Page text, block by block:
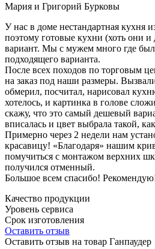
Мария и Григорий Бурковы
У нас в доме нестандартная кухня
поэтому готовые кухни (хоть они
вариант. Мы с мужем много где
подходящего варианта.
После всех походов по торговым
на заказ под наши размеры.
обмерил, посчитал, нарисовал
хотелось, и картинка в голове
скажу, что это самый дешевый
вписалась и цвет выбрала такой,
Примерно через 2 недели нам
красавицу! «Благодаря» нашим
помучиться с монтажом верхних
получился отменный.
Большое всем спасибо!
Качество продукции
Уровень сервиса
Срок изготовления
Оставить отзыв
Оставить отзыв на товар Ганпаудер